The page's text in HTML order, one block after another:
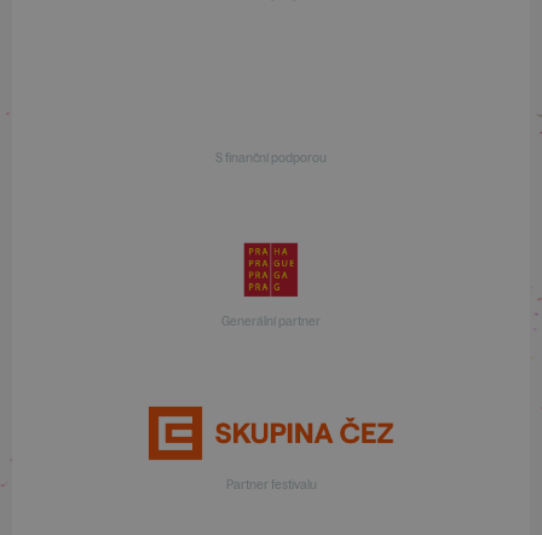
S finanční podporou
Generální partner
Partner festivalu